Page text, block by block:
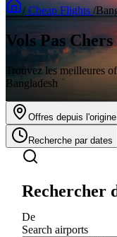
/ Cheap Flights/
Vols Pas
Trouvez les meilleures
Bangladesh
Offres depuis l'origine
Recherche par dates
Rechercher
De
Search airports